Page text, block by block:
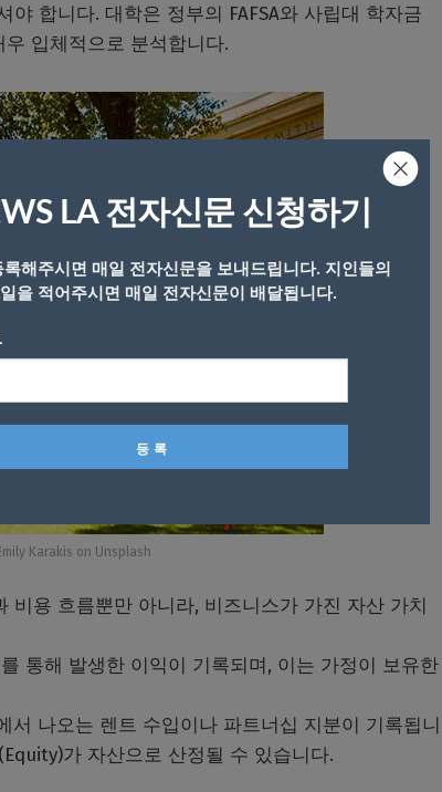
합니다. 대학은 정부의 FAFSA와 사립대 학자금
입체적으로 분석합니다.
Karakis on Unsplash
용 흐름뿐만 아니라, 비즈니스가 가진 자산 가치
통해 발생한 이익이 기록되며, 이는 가정이 보유한
나오는 렌트 수입이나 파트너십 지분이 기록됩니
가 자산으로 산정될 수 있습니다.
LA 전자신문 신청하기
해주시면 매일 전자신문을 보내드립니다. 지인들의
을 적어주시면 매일 전자신문이 배달됩니다.